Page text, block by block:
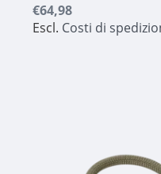
€64,98
Escl. Costi di